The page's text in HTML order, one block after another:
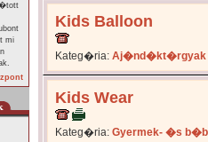
mi
Kids Balloon
Kateg�ria: Aj�nd�kt�rgyak
Kids Wear
Kateg�ria: Gyermek- �s